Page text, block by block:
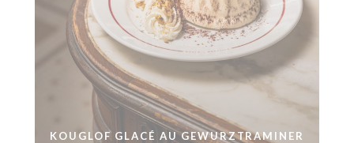
KOUGLOF GLACÉ AU GEWURZTRAMINER